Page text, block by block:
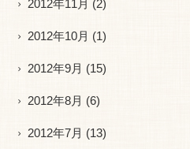
2012年11月 (2)
2012年10月 (1)
2012年9月 (15)
2012年8月 (6)
2012年7月 (13)